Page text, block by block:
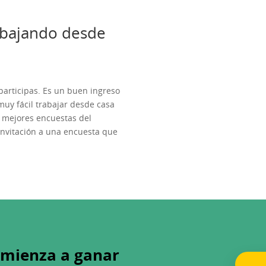
desde
Es un buen ingreso
fácil trabajar desde casa
encuestas del
a una encuesta que
a ganar